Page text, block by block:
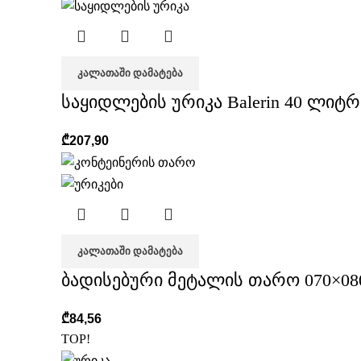
ᲙᲐᲚᲐᲗᲐᲨᲘ ᲓᲐᲛᲐᲢᲔᲑᲐ
საყიდლების ურიკა Balerin 40
₾207,90
ᲙᲐᲚᲐᲗᲐᲨᲘ ᲓᲐᲛᲐᲢᲔᲑᲐ
ბადისებური მეტალის თარო
₾84,56
TOP!